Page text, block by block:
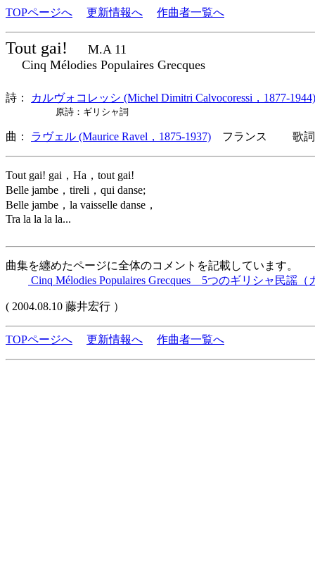
TOPページへ 更新情報へ 作曲者一覧へ
Tout gai!
M.A 11
Cinq Mélodies Populaires Grecques
詩： カルヴォコレッシ (Michel Dimitri Calvocoressi，1877-1944)
原詩：ギリシャ詞
曲： ラヴェル (Maurice Ravel，1875-1937) フランス 歌詞
Tout gai! gai，Ha，tout gai!
Belle jambe，tireli，qui danse;
Belle jambe，la vaisselle danse，
Tra la la la la...
曲集を纏めたページに全体のコメントを記載しています。
Cinq Mélodies Populaires Grecques 5つのギリシャ民謡
( 2004.08.10 藤井宏行 ）
TOPページへ 更新情報へ 作曲者一覧へ